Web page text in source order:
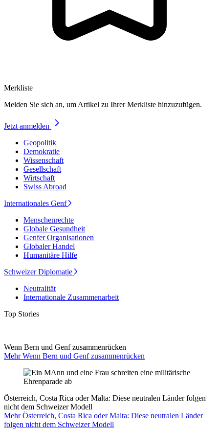
Merkliste
Melden Sie sich an, um Artikel zu Ihrer Merkliste hinzuzufügen.
Jetzt anmelden
Geopolitik
Demokratie
Wissenschaft
Gesellschaft
Wirtschaft
Swiss Abroad
Internationales Genf
Menschenrechte
Globale Gesundheit
Genfer Organisationen
Globaler Handel
Humanitäre Hilfe
Schweizer Diplomatie
Neutralität
Internationale Zusammenarbeit
Top Stories
Wenn Bern und Genf zusammenrücken
Mehr Wenn Bern und Genf zusammenrücken
Österreich, Costa Rica oder Malta: Diese neutralen Länder folgen
nicht dem Schweizer Modell
Mehr Österreich, Costa Rica oder Malta: Diese neutralen Länder
folgen nicht dem Schweizer Modell